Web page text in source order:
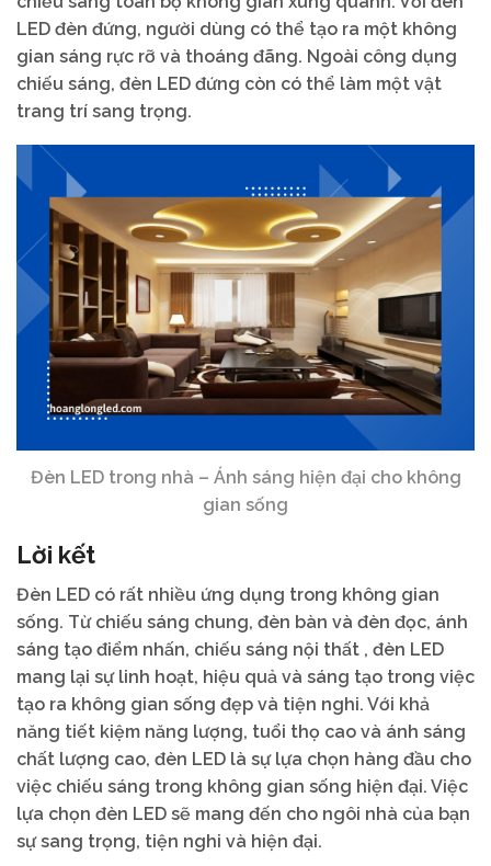
LED đèn đứng, người dùng có thể tạo ra một không
gian sáng rực rỡ và thoáng đãng. Ngoài công dụng
chiếu sáng, đèn LED đứng còn có thể làm một vật
trang trí sang trọng.
Đèn LED trong nhà – Ánh sáng hiện đại cho không
gian sống
Lời kết
Đèn LED có rất nhiều ứng dụng trong không gian
sống. Từ chiếu sáng chung, đèn bàn và đèn đọc, ánh
sáng tạo điểm nhấn, chiếu sáng nội thất , đèn LED
mang lại sự linh hoạt, hiệu quả và sáng tạo trong việc
tạo ra không gian sống đẹp và tiện nghi. Với khả
năng tiết kiệm năng lượng, tuổi thọ cao và ánh sáng
chất lượng cao, đèn LED là sự lựa chọn hàng đầu cho
việc chiếu sáng trong không gian sống hiện đại. Việc
lựa chọn đèn LED sẽ mang đến cho ngôi nhà của bạn
sự sang trọng, tiện nghi và hiện đại.